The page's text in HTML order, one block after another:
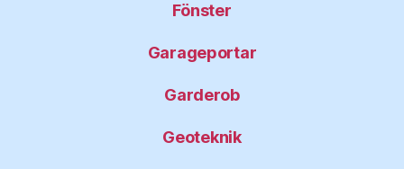
Fönster
Garageportar
Garderob
Geoteknik